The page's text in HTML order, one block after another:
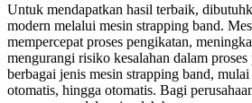
Untuk mendapatkan hasil terbaik,
modern melalui mesin strapping band.
mempercepat proses pengikatan,
mengurangi risiko kesalahan dalam proses
berbagai jenis mesin strapping band,
otomatis, hingga otomatis. Bagi